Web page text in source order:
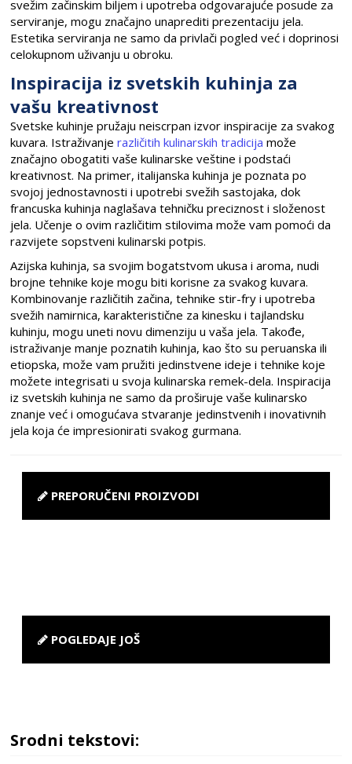
svežim začinskim biljem i upotreba odgovarajuće posude za
serviranje, mogu značajno unaprediti prezentaciju jela.
Estetika serviranja ne samo da privlači pogled već i doprinosi
celokupnom uživanju u obroku.
Inspiracija iz svetskih kuhinja za
vašu kreativnost
Svetske kuhinje pružaju neiscrpan izvor inspiracije za svakog
kuvara. Istraživanjerazličitih kulinarskih tradicija može
značajno obogatiti vaše kulinarske veštine i podstaći
kreativnost. Na primer, italijanska kuhinja je poznata po
svojoj jednostavnosti i upotrebi svežih sastojaka, dok
francuska kuhinja naglašava tehničku preciznost i složenost
jela. Učenje o ovim različitim stilovima može vam pomoći da
razvijete sopstveni kulinarski potpis.
Azijska kuhinja, sa svojim bogatstvom ukusa i aroma, nudi
brojne tehnike koje mogu biti korisne za svakog kuvara.
Kombinovanje različitih začina, tehnike stir-fry i upotreba
svežih namirnica, karakteristične za kinesku i tajlandsku
kuhinju, mogu uneti novu dimenziju u vaša jela. Takođe,
istraživanje manje poznatih kuhinja, kao što su peruanska ili
etiopska, može vam pružiti jedinstvene ideje i tehnike koje
možete integrisati u svoja kulinarska remek-dela. Inspiracija
iz svetskih kuhinja ne samo da proširuje vaše kulinarsko
znanje već i omogućava stvaranje jedinstvenih i inovativnih
jela koja će impresionirati svakog gurmana.
PREPORUČENI PROIZVODI
POGLEDAJE JOŠ
Srodni tekstovi: